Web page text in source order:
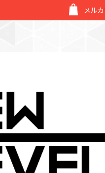
メル